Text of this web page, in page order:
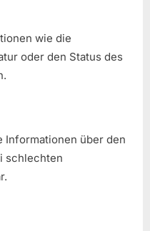
wie die
oder den Status des
Informationen über den
schlechten